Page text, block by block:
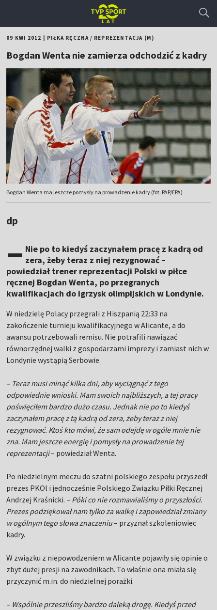
09 KWI 2012 PIŁKA RĘCZNA/ REPREZENTACJA (M)
Bogdan Wenta nie zamierza odchodzić z kadry
Bogdan Wenta ma jeszcze pomysły na prowadzenie kadry (fot. PAP/EPA)
dp
– Nie po to kiedyś zaczynałem pracę z kadrą od
zera, żeby teraz z niej rezygnować –
powiedział trener reprezentacji Polski w piłce
ręcznej Bogdan Wenta, po przegranych
kwalifikacjach do igrzysk olimpijskich w Londynie.
W niedzielę Polacy przegrali z Hiszpanią 22:33 na
zakończenie turnieju kwalifikacyjnego w Alicante, a do
awansu potrzebowali remisu. Nie potrafili nawiązać
równorzędnej walki z gospodarzami imprezy i zamiast nich w
Londynie wystąpią Serbowie.
– Teraz musi minąć kilka dni, aby wyciągnąć z tego
odpowiednie wnioski. Mam swoich najbliższych, a tej pracy
poświęciłem bardzo dużo czasu. Jednak nie po to kiedyś
zaczynałem pracę z tą kadrą od zera, żeby teraz z niej
rezygnować. Ktoś kto mówi, że sam odejdę w ogóle mnie nie
zna. Mam jeszcze energię i pomysły na prowadzenie tej
reprezentacji– powiedział Wenta.
Po niedzielnym meczu do szatni polskiego zespołu przyszedł
prezes PKOl i jednocześnie Polskiego Związku Piłki Ręcznej
Andrzej Kraśnicki. – Póki co nie rozmawialiśmy o przyszłości.
Prezes podziękował nam tylko za walkę i zapowiedział zmiany
w ogólnym tego słowa znaczeniu– przyznał szkoleniowiec
kadry.
W związku z niepowodzeniem w Alicante pojawiły się opinie o
zbyt dużej presji na zawodnikach. To właśnie ona miała się
przyczynić m.in. do niedzielnej porażki.
– Wspólnie przeszliśmy bardzo daleką drogę. Kiedyś przed